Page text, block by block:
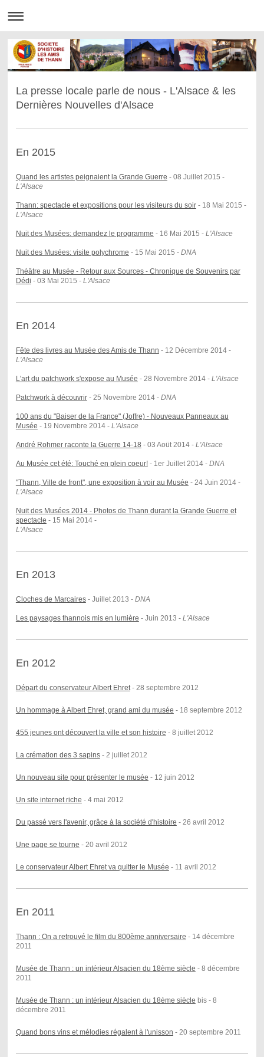
La presse locale parle de nous - L'Alsace & les
Dernières Nouvelles d'Alsace
En 2015
Quand les artistes peignaient la Grande Guerre - 08 Juillet 2015 -
L'Alsace
Thann: spectacle et expositions pour les visiteurs du soir- 18 Mai 2015 -
L'Alsace
Nuit des Musées: demandez le programme - 16 Mai 2015 - L'Alsace
Nuit des Musées: visite polychrome - 15 Mai 2015 - DNA
Théâtre au Musée - Retour aux Sources - Chronique de Souvenirs par
Dédi - 03 Mai 2015 - L'Alsace
En 2014
Fête des livres au Musée des Amis de Thann - 12 Décembre 2014 -
L'Alsace
L'art du patchwork s'expose au Musée - 28 Novembre 2014 - L'Alsace
Patchwork à découvrir- 25 Novembre 2014 - DNA
100 ans du "Baiser de la France" (Joffre) - Nouveaux Panneaux au
Musée - 19 Novembre 2014 - L'Alsace
André Rohmer raconte la Guerre 14-18 - 03 Aoüt 2014 - L'Alsace
Au Musée cet été: Touché en plein coeur!- 1er Juillet 2014 - DNA
"Thann, Ville de front", une exposition à voir au Musée - 24 Juin 2014 -
L'Alsace
Nuit des Musées 2014 - Photos de Thann durant la Grande Guerre et
spectacle - 15 Mai 2014 -
L'Alsace
En 2013
Cloches de Marcaires- Juillet 2013 - DNA
Les paysages thannois mis en lumière - Juin 2013 - L'Alsace
En 2012
Départ du conservateur Albert Ehret- 28 septembre 2012
Un hommage à Albert Ehret, grand ami du musée - 18 septembre 2012
455 jeunes ont découvert la ville et son histoire - 8 juillet 2012
La crémation des 3 sapins- 2 juillet 2012
Un nouveau site pour présenter le musée - 12 juin 2012
Un site internet riche - 4 mai 2012
Du passé vers l'avenir, grâce à la société d'histoire - 26 avril 2012
Une page se tourne - 20 avril 2012
Le conservateur Albert Ehret va quitter le Musée - 11 avril 2012
En 2011
Thann : On a retrouvé le film du 800ème anniversaire - 14 décembre
2011
Musée de Thann : un intérieur Alsacien du 18ème siècle - 8 décembre
2011
Musée de Thann : un intérieur Alsacien du 18ème siècle bis - 8
décembre 2011
Quand bons vins et mélodies régalent à l'unisson - 20 septembre 2011